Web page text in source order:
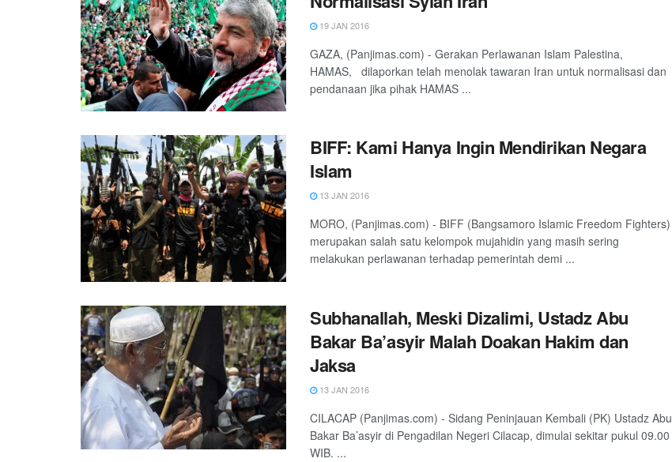
19 JAN 2016
GAZA, (Panjimas.com) - Gerakan Perlawanan Islam Palestina,
HAMAS, dilaporkan telah menolak tawaran Iran untuk normalisasi dan
pendanaan jika pihak HAMAS ...
BIFF: Kami Hanya Ingin Mendirikan Negara
Islam
13 JAN 2016
MORO, (Panjimas.com) - BIFF (Bangsamoro Islamic Freedom Fighters)
merupakan salah satu kelompok mujahidin yang masih sering
melakukan perlawanan terhadap pemerintah demi ...
Subhanallah, Meski Dizalimi, Ustadz Abu
Bakar Ba’asyir Malah Doakan Hakim dan
Jaksa
13 JAN 2016
CILACAP (Panjimas.com) - Sidang Peninjauan Kembali (PK) Ustadz Abu
Bakar Ba’asyir di Pengadilan Negeri Cilacap, dimulai sekitar pukul 09.00
WIB. ...